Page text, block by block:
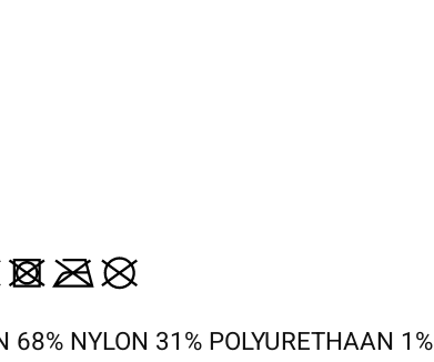
68% NYLON 31% POLYURETHAAN 1%